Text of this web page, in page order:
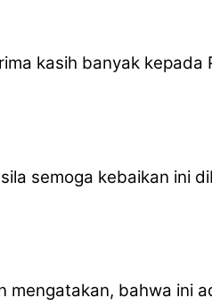
kasih banyak
semoga kebaikan ini
bahwa ini